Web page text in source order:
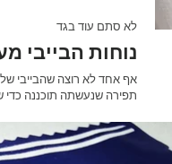
לא סתם עוד בגד
נוחות הבייבי
אף אחד לא רוצה שהבייבי
תפירה שנעשתה תוכננה כדי